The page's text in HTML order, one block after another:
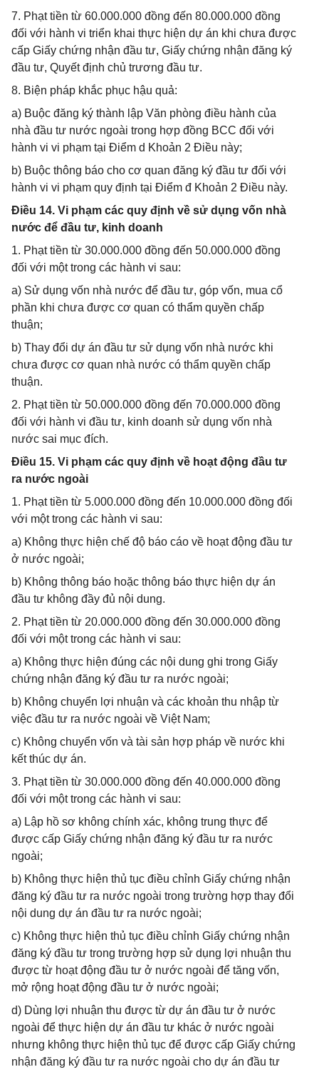
7. Phạt tiền từ 60.000.000 đồng đến 80.000.000 đồng
đối với hành vi triển khai thực hiện dự án khi chưa được
cấp Giấy chứng nhận đầu tư, Giấy chứng nhận đăng ký
đầu tư, Quyết định chủ trương đầu tư.
8. Biện pháp khắc phục hậu quả:
a) Buộc đăng ký thành lập Văn phòng điều hành của
nhà đầu tư nước ngoài trong hợp đồng BCC đối với
hành vi vi phạm tại Điểm d Khoản 2 Điều này;
b) Buộc thông báo cho cơ quan đăng ký đầu tư đối với
hành vi vi phạm quy định tại Điểm đ Khoản 2 Điều này.
Điều 14. Vi phạm các quy định về sử dụng vốn nhà
nước để đầu tư, kinh doanh
1. Phạt tiền từ 30.000.000 đồng đến 50.000.000 đồng
đối với một trong các hành vi sau:
a) Sử dụng vốn nhà nước để đầu tư, góp vốn, mua cổ
phần khi chưa được cơ quan có thẩm quyền chấp
thuận;
b) Thay đổi dự án đầu tư sử dụng vốn nhà nước khi
chưa được cơ quan nhà nước có thẩm quyền chấp
thuận.
2. Phạt tiền từ 50.000.000 đồng đến 70.000.000 đồng
đối với hành vi đầu tư, kinh doanh sử dụng vốn nhà
nước sai mục đích.
Điều 15. Vi phạm các quy định về hoạt động đầu tư
ra nước ngoài
1. Phạt tiền từ 5.000.000 đồng đến 10.000.000 đồng đối
với một trong các hành vi sau:
a) Không thực hiện chế độ báo cáo về hoạt động đầu tư
ở nước ngoài;
b) Không thông báo hoặc thông báo thực hiện dự án
đầu tư không đầy đủ nội dung.
2. Phạt tiền từ 20.000.000 đồng đến 30.000.000 đồng
đối với một trong các hành vi sau:
a) Không thực hiện đúng các nội dung ghi trong Giấy
chứng nhận đăng ký đầu tư ra nước ngoài;
b) Không chuyển lợi nhuận và các khoản thu nhập từ
việc đầu tư ra nước ngoài về Việt Nam;
c) Không chuyển vốn và tài sản hợp pháp về nước khi
kết thúc dự án.
3. Phạt tiền từ 30.000.000 đồng đến 40.000.000 đồng
đối với một trong các hành vi sau:
a) Lập hồ sơ không chính xác, không trung thực để
được cấp Giấy chứng nhận đăng ký đầu tư ra nước
ngoài;
b) Không thực hiện thủ tục điều chỉnh Giấy chứng nhận
đăng ký đầu tư ra nước ngoài trong trường hợp thay đổi
nội dung dự án đầu tư ra nước ngoài;
c) Không thực hiện thủ tục điều chỉnh Giấy chứng nhận
đăng ký đầu tư trong trường hợp sử dụng lợi nhuận thu
được từ hoạt động đầu tư ở nước ngoài để tăng vốn,
mở rộng hoạt động đầu tư ở nước ngoài;
d) Dùng lợi nhuận thu được từ dự án đầu tư ở nước
ngoài để thực hiện dự án đầu tư khác ở nước ngoài
nhưng không thực hiện thủ tục để được cấp Giấy chứng
nhận đăng ký đầu tư ra nước ngoài cho dự án đầu tư